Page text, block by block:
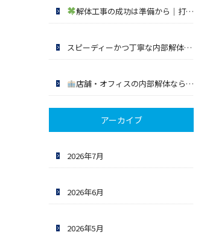
解体工事の成功は準備から｜打ち合わせで確認するポイント
スピーディーかつ丁寧な内部解体工事｜吉田解体の取り組み
店舗・オフィスの内部解体なら吉田解体へ｜スピーディーかつ丁寧に対応
アーカイブ
2026年7月
2026年6月
2026年5月